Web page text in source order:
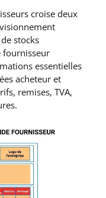
croise deux
stocks
fournisseur
essentielles
acheteur et
remises, TVA,